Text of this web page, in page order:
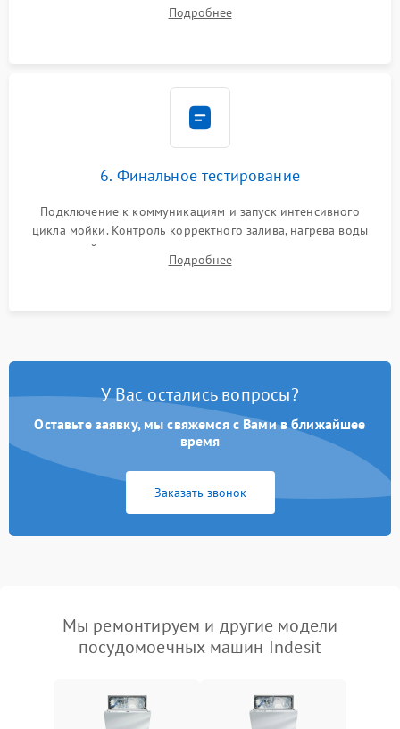
сборка корпуса и установка датчика поплавка.
Подробнее
6. Финальное тестирование
Подключение к коммуникациям и запуск интенсивного
цикла мойки. Контроль корректного залива, нагрева воды
до нужной температуры, отсутствия посторонних шумов,
штатного слива и абсолютной сухости в поддоне.
Подробнее
У Вас остались вопросы?
Оставьте заявку, мы свяжемся с Вами в ближайшее
время
Заказать звонок
Мы ремонтируем и другие модели
посудомоечных машин Indesit